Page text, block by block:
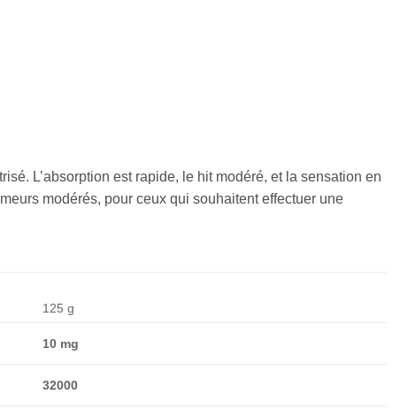
L’absorption est rapide, le hit modéré, et la sensation en
modérés, pour ceux qui souhaitent effectuer une
125 g
10 mg
32000